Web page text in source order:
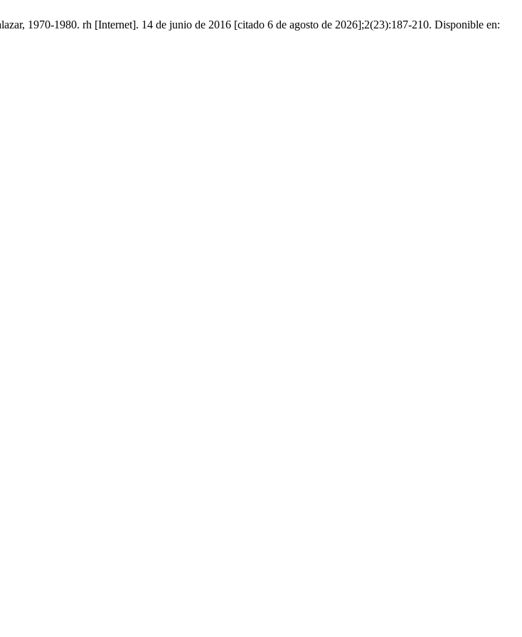
1970-1980. rh [Internet]. 14 de junio de 2016 [citado 6 de agosto de 2026];2(23):187-210. Disponible en: